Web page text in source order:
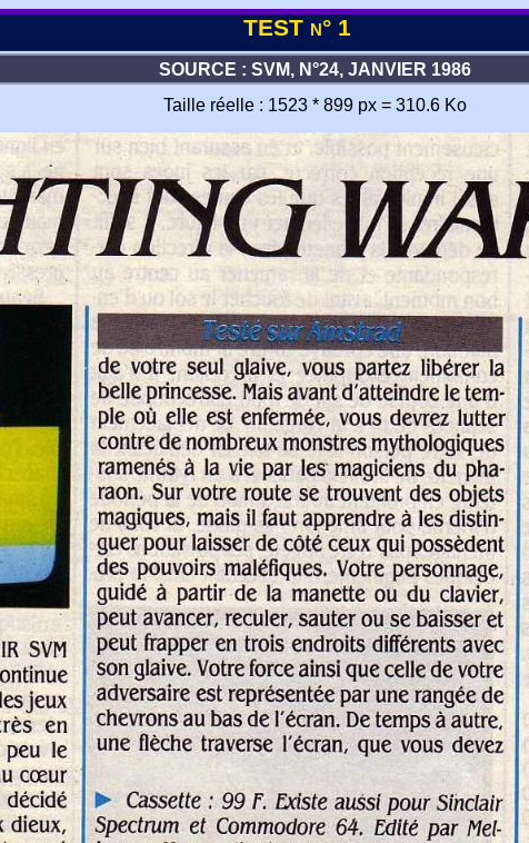
TEST n° 1
SOURCE : SVM, N°24, JANVIER 1986
Taille réelle : 1523 * 899 px = 310.6 Ko